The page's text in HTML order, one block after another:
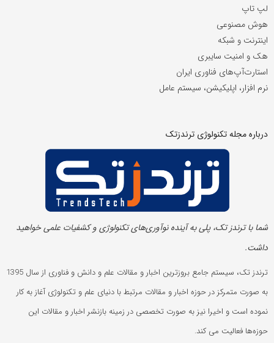
لپ تاپ
هوش مصنوعی
اینترنت و شبکه
هک و امنیت سایبری
استارت‌آپ‌های فناوری ایران
نرم افزار، اپلیکیشن، سیستم عامل
درباره مجله تکنولوژی ترندزتک
شما با ترندز تک، پلی به آینده‌ نوآوری‌های تکنولوژی و کشفیات علمی خواهید
داشت.
ترندز تک، سیستم جامع بروزترین اخبار و مقالات علم و دانش و فناوری از سال 1395
به صورت متمرکز در حوزه اخبار و مقالات مرتبط با دنیای علم و تکنولوژی آغاز به کار
نموده است و اخیرا نیز به صورت تخصصی در زمینه بازنشر اخبار و مقالات این
حوزه‌ها فعالیت می کند.